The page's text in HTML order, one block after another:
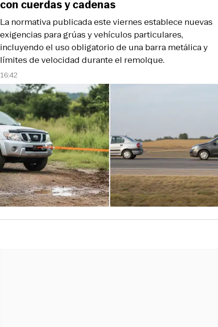
16:42
La normativa publicada este viernes establece nuevas
exigencias para grúas y vehículos particulares,
incluyendo el uso obligatorio de una barra metálica y
límites de velocidad durante el remolque.
con cuerdas y cadenas